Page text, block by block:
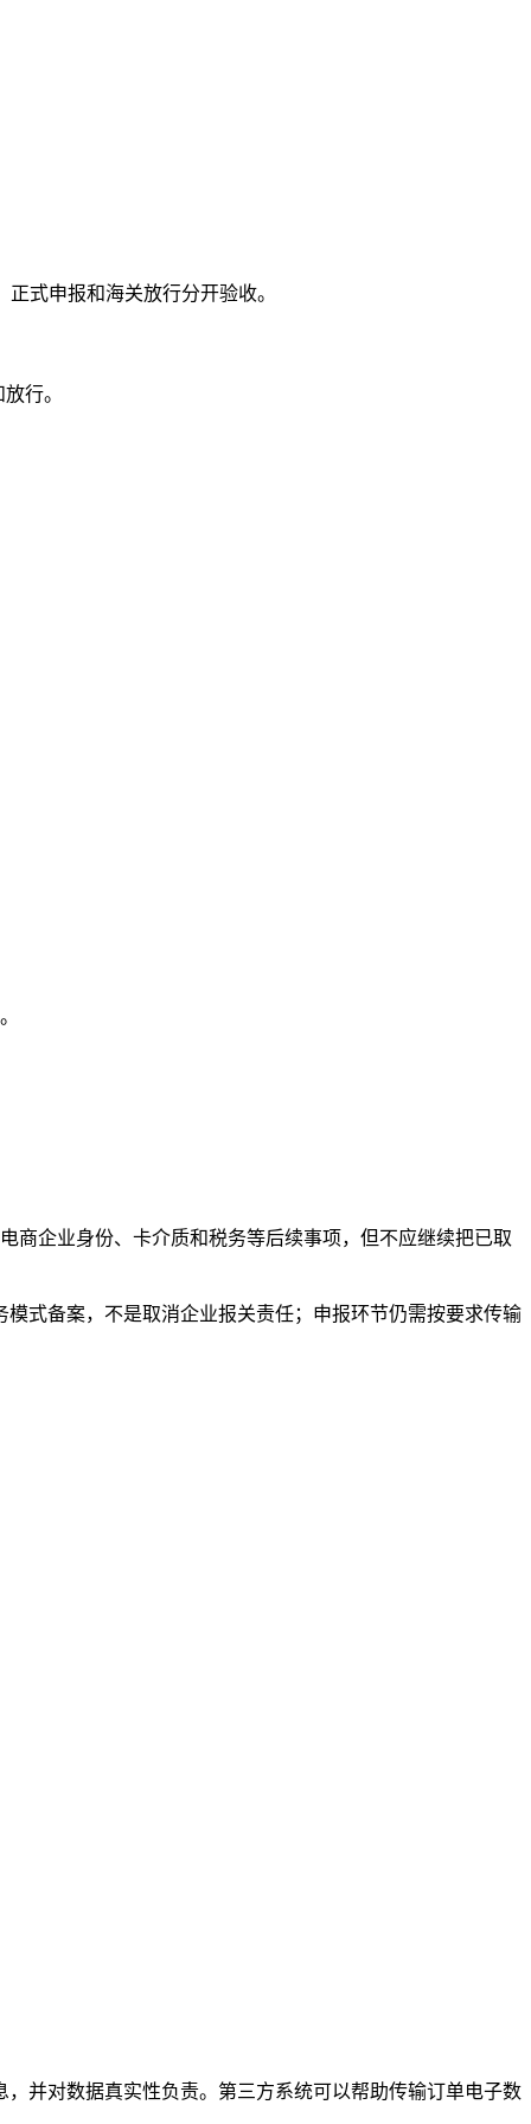
式申报和海关放行分开验收。
行。
商企业身份、卡介质和税务等后续事项，但不应继续把已取
模式备案，不是取消企业报关责任；申报环节仍需按要求传输
并对数据真实性负责。第三方系统可以帮助传输订单电子数